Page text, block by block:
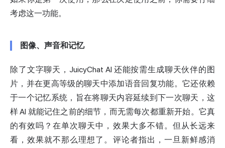
考虑这一功能。
图像、声音和记忆
除了文字聊天，JuicyChat AI 还能按需生成聊天伙伴的图
片，并在更高等级的聊天中添加语音回复功能。它还依赖
于一个记忆系统，旨在将聊天内容延续到下一次聊天，这
样 AI 就能记住之前的细节，而无需每次都重新开始。它真
的有效吗？在单次聊天中，效果大多不错。但从长远来
看，效果就不那么理想了。评论者指出，一旦新鲜感消